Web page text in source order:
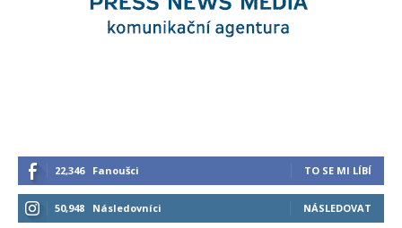
22,346 Fanoušci TO SE MI LÍBÍ
50,948 Následovníci NÁSLEDOVAT